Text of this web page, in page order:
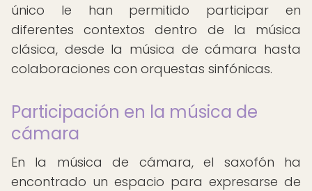
único le han permitido participar en
diferentes contextos dentro de la música
clásica, desde la música de cámara hasta
colaboraciones con orquestas sinfónicas.
Participación en la música de
cámara
En la música de cámara, el saxofón ha
encontrado un espacio para expresarse de